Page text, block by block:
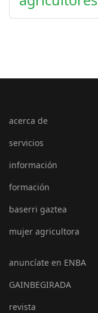
acerca de
servicios
información
formación
baserri gaztea
mujer agricultora
anuncíate en ENBA
GAINBEGIRADA
revista